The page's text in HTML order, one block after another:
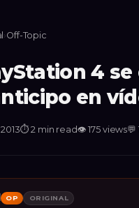
›Off-Topic
4
en
⏱2 min read👁175 views💬
OP ORIGINAL